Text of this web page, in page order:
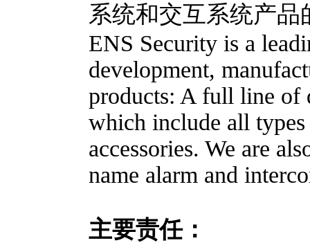
系统和交互系统产品
ENS Security is a
development,
products: A full line of
which include all
accessories. We are
name alarm and
主要责任：